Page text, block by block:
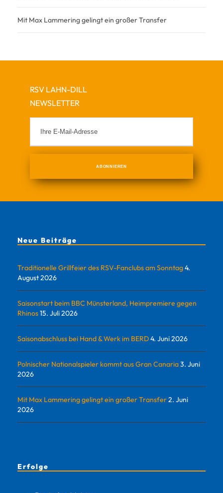
Mit Max Lammering gelingt ein großer Transfer
RSV LAHN-DILL
NEWSLETTER
Neue Beiträge
Traditionelle Grillfeier des RSV-Fanclubs am Sonntag4.
August 2026
Saisonstart beim BBC Münsterland, Heimpremiere gegen
Rhinos15. Juli 2026
Saisonabschluss bei Hand & Werk im BERD4. Juni 2026
Polnischer Nationalspieler kommt aus Gran Canaria3. Juni
2026
Mit Max Lammering gelingt ein großer Transfer2. Juni
2026
Erfolge